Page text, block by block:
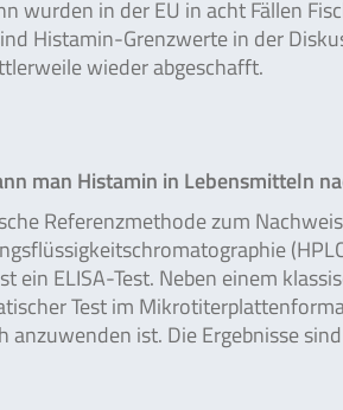
wurden in der EU in acht Fällen
Histamin-Grenzwerte in der
wieder abgeschafft.
man Histamin in Lebensmitteln
Referenzmethode zum
ein ELISA-Test. Neben einem
Test im
anzuwenden ist. Die Ergebnisse